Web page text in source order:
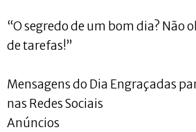
“O segredo de um bom dia? Não
de tarefas!”
Mensagens do Dia Engraçadas
nas Redes Sociais
Anúncios